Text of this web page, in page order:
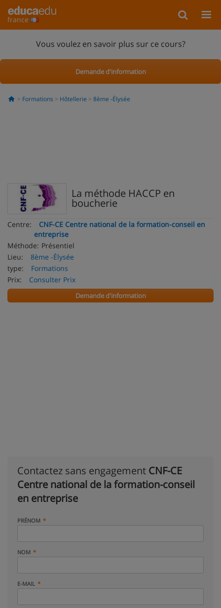
france
Vous voulez en savoir plus sur ce cours?
Demande d'information
Formations Hôtellerie 8ème -Élysée
La méthode HACCP en
boucherie
Centre:
CNF-CE Centre national de la formation-conseil en
entreprise
Méthode: Présentiel
Lieu:
8ème -Élysée
type:
Formations
Prix:
Consulter Prix
Demande d'information
Contactez sans engagement CNF-CE
Centre national de la formation-conseil
en entreprise
PRÉNOM
NOM
E-MAIL